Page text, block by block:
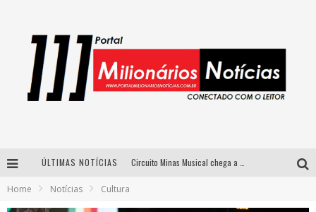
ÚLTIMAS NOTÍCIAS
Home Notícias Cultura